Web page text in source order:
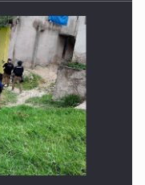
telefónico